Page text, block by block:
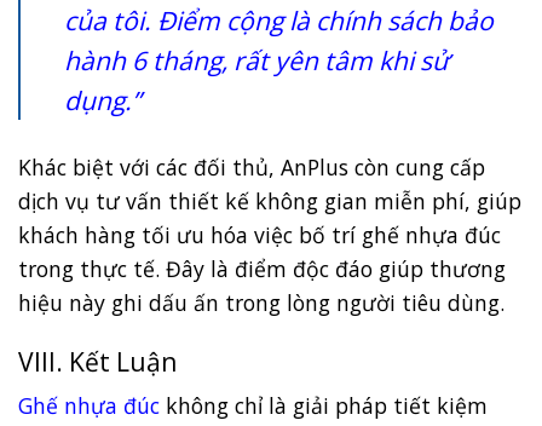
của tôi. Điểm cộng là chính sách bảo
hành 6 tháng, rất yên tâm khi sử
dụng.”
Khác biệt với các đối thủ, AnPlus còn cung cấp
dịch vụ tư vấn thiết kế không gian miễn phí, giúp
khách hàng tối ưu hóa việc bố trí ghế nhựa đúc
trong thực tế. Đây là điểm độc đáo giúp thương
hiệu này ghi dấu ấn trong lòng người tiêu dùng.
VIII. Kết Luận
Ghế nhựa đúc không chỉ là giải pháp tiết kiệm